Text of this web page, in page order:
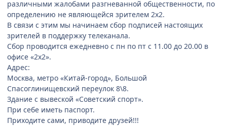
различными жалобами разгневанной общественности, по
определению не являющейся зрителем 2х2.
В связи с этим мы начинаем сбор подписей настоящих
зрителей в поддержку телеканала.
Сбор проводится ежедневно с пн по пт с 11.00 до 20.00 в
офисе «2х2».
Адрес:
Москва, метро «Китай-город», Большой
Спасоглинищевский переулок 8\8.
Здание с вывеской «Советский спорт».
При себе иметь паспорт.
Приходите сами, приводите друзей!!!